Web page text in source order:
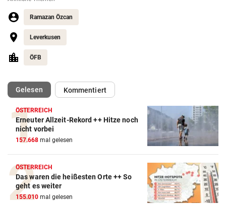
Ramazan Özcan
Leverkusen
ÖFB
Gelesen(ausgewählt)Kommentiert
ÖSTERREICH
Erneuter Allzeit-Rekord ++ Hitze noch
nicht vorbei
157.668 mal gelesen
ÖSTERREICH
Das waren die heißesten Orte ++ So
geht es weiter
155.010 mal gelesen